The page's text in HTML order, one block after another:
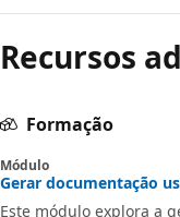
Recursos
Formação
Módulo
Gerar documentação
Este módulo explora a